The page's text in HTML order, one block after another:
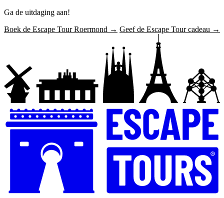
Ga de uitdaging aan!
Boek de Escape Tour Roermond → Geef de Escape Tour cadeau →